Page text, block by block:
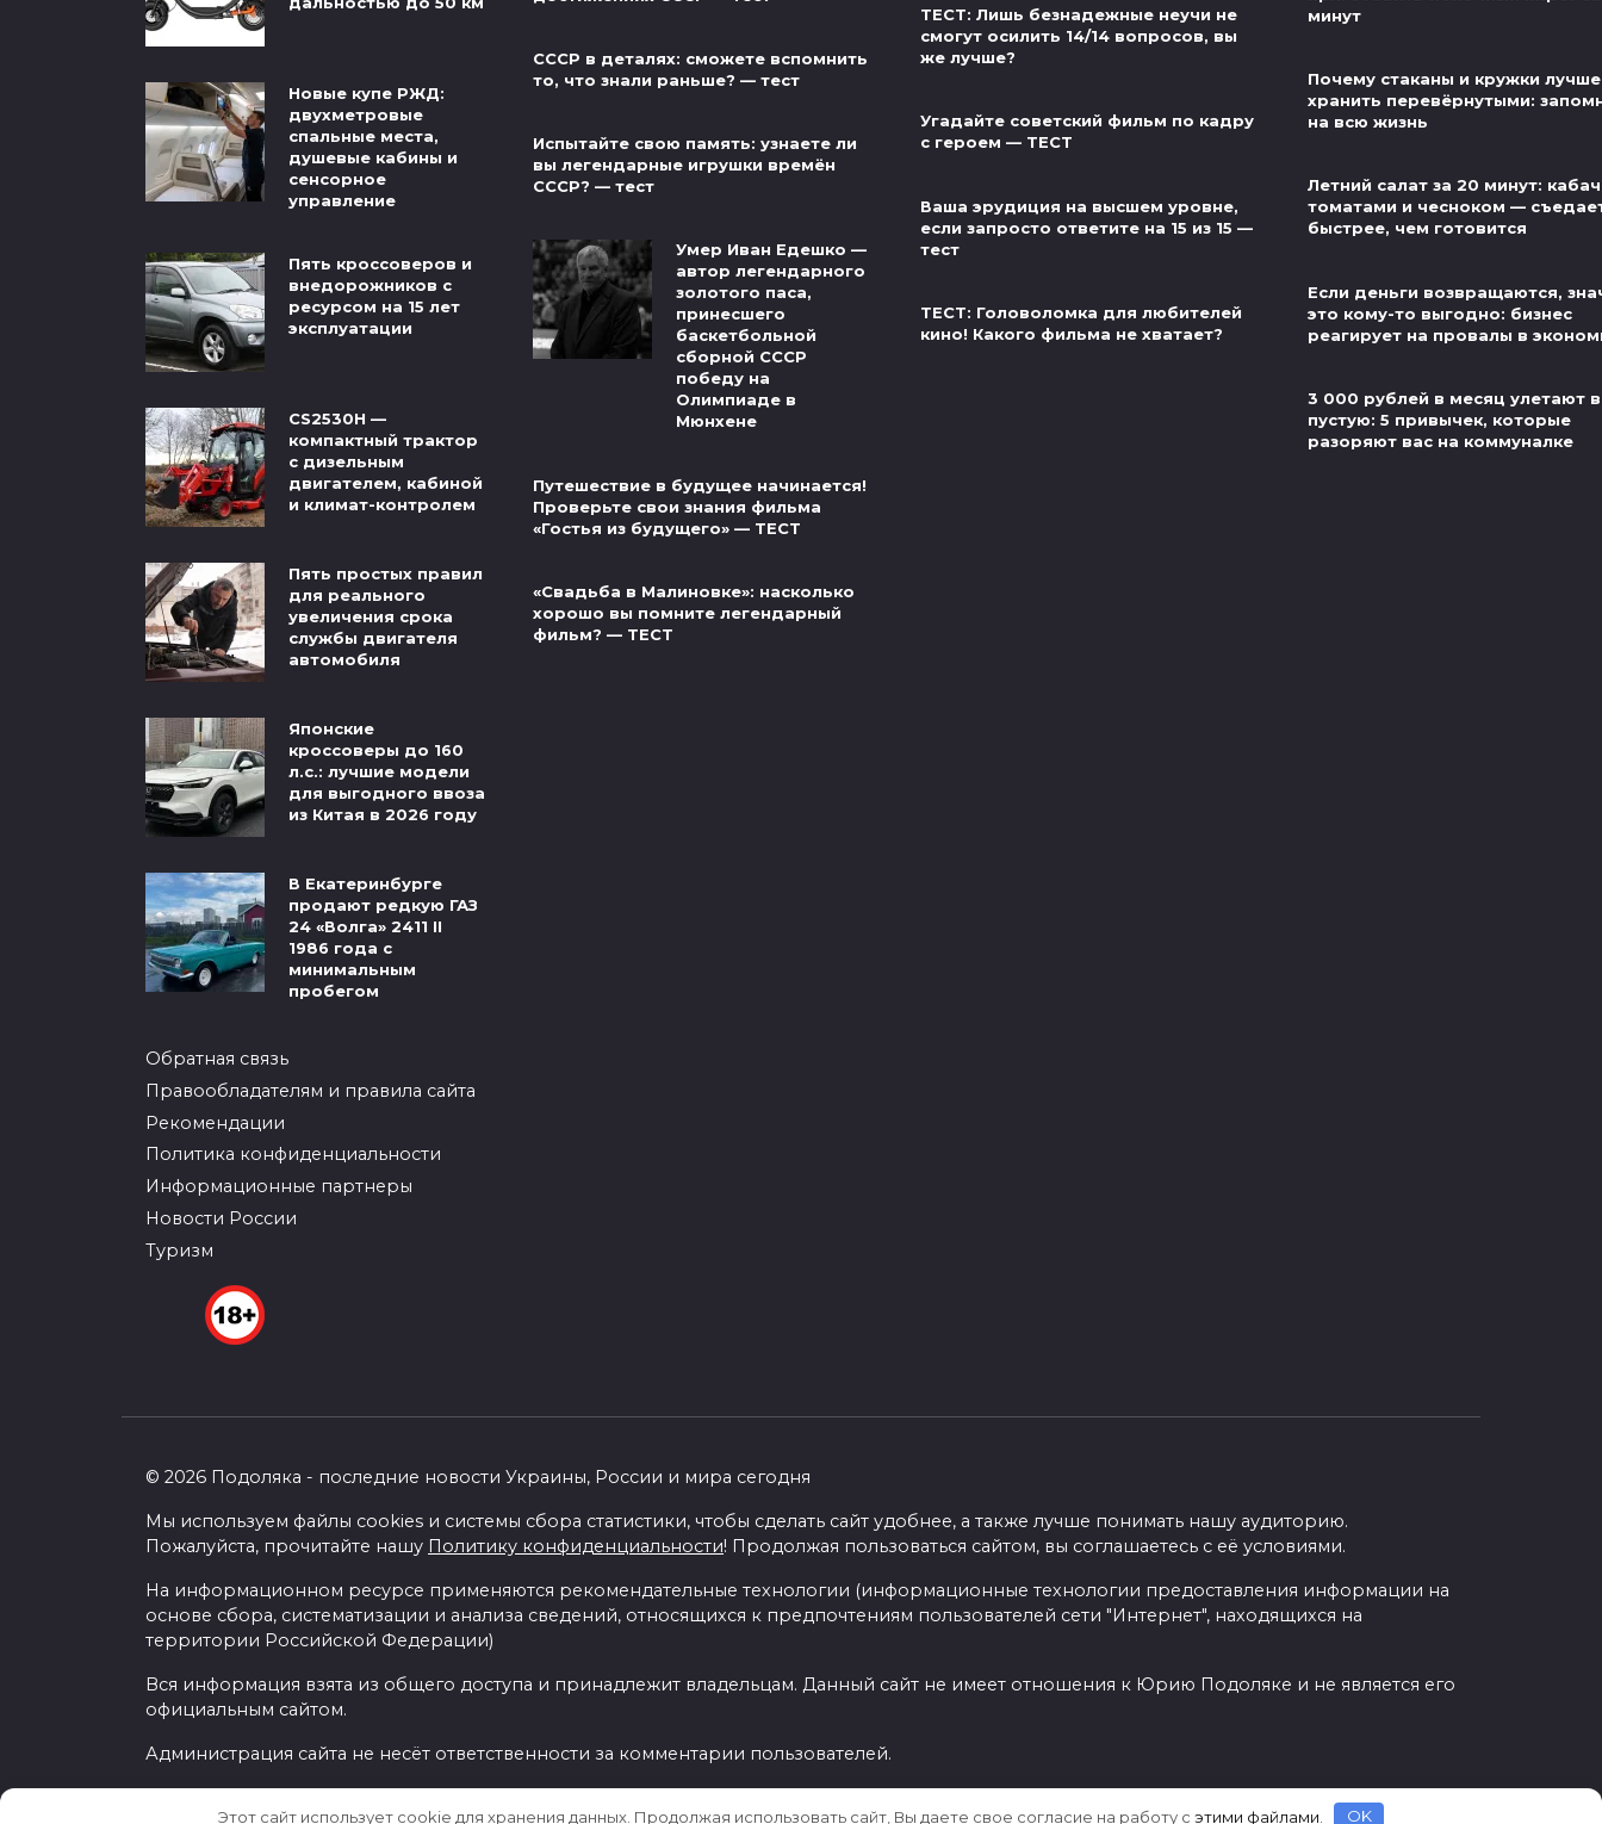
Новые купе РЖД:
двухметровые
спальные места,
душевые кабины и
сенсорное
управление
Пять кроссоверов и
внедорожников с
ресурсом на 15 лет
эксплуатации
CS2530H —
компактный трактор
с дизельным
двигателем, кабиной
и климат-контролем
Пять простых правил
для реального
увеличения срока
службы двигателя
автомобиля
Японские
кроссоверы до 160
л.с.: лучшие модели
для выгодного ввоза
из Китая в 2026 году
В Екатеринбурге
продают редкую ГАЗ
24 «Волга» 2411 II
1986 года с
минимальным
пробегом
Обратная связь
Правообладателям и правила сайта
Рекомендации
Политика конфиденциальности
Информационные партнеры
Новости России
Туризм
СССР в деталях: сможете вспомнить
то, что знали раньше? — тест
Испытайте свою память: узнаете ли
вы легендарные игрушки времён
СССР? — тест
Умер Иван Едешко —
автор легендарного
золотого паса,
принесшего
баскетбольной
сборной СССР
победу на
Олимпиаде в
Мюнхене
Путешествие в будущее начинается!
Проверьте свои знания фильма
«Гостья из будущего» — ТЕСТ
«Свадьба в Малиновке»: насколько
хорошо вы помните легендарный
фильм? — ТЕСТ
ТЕСТ: Лишь безнадежные неучи не
смогут осилить 14/14 вопросов, вы
же лучше?
Угадайте советский фильм по кадру
с героем — ТЕСТ
Ваша эрудиция на высшем уровне,
если запросто ответите на 15 из 15 —
тест
ТЕСТ: Головоломка для любителей
кино! Какого фильма не хватает?
минут
Почему стаканы и кружки лучше
хранить перевёрнутыми:
на всю жизнь
Летний салат за 20 минут:
томатами и чесноком —
быстрее, чем готовится
Если деньги возвращаются,
это кому-то выгодно: бизнес
реагирует на провалы в
3 000 рублей в месяц улетают в
пустую: 5 привычек, которые
разоряют вас на коммуналке
© 2026 Подоляка - последние новости Украины, России и мира сегодня
Мы используем файлы cookies и системы сбора статистики, чтобы сделать сайт удобнее, а также лучше понимать нашу аудиторию.
Пожалуйста, прочитайте нашу Политику конфиденциальности! Продолжая пользоваться сайтом, вы соглашаетесь с её условиями.
На информационном ресурсе применяются рекомендательные технологии (информационные технологии предоставления информации на
основе сбора, систематизации и анализа сведений, относящихся к предпочтениям пользователей сети "Интернет", находящихся на
территории Российской Федерации)
Вся информация взята из общего доступа и принадлежит владельцам. Данный сайт не имеет отношения к Юрию Подоляке и не является его
официальным сайтом.
Администрация сайта не несёт ответственности за комментарии пользователей.
Этот сайт использует cookie для хранения данных. Продолжая использовать сайт, Вы даете свое согласие на работу с этими файлами OK